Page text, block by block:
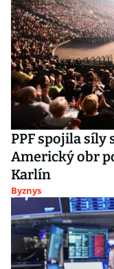
PPF spojila
Americký obr
Karlín
Byznys